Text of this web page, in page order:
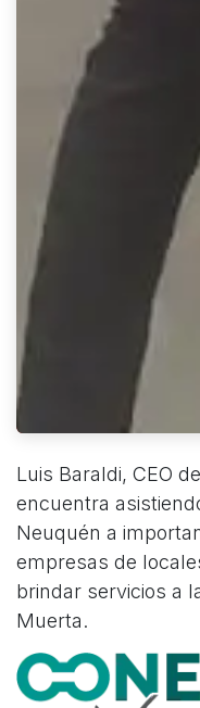
Luis Baraldi, CEO
encuentra
Neuquén a
empresas de
brindar servicios a
Muerta.